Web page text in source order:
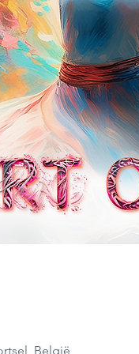
België